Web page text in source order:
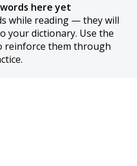
here yet
while reading — they will
your dictionary. Use the
reinforce them through